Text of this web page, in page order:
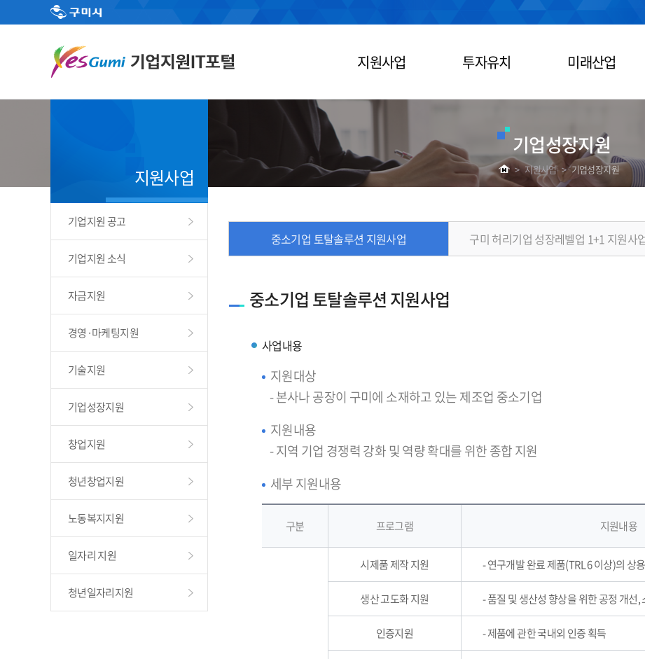
지원사업 투자유치 미래산업
기업성장지원
> 지원사업 > 기업성장지원
지원사업
기업지원 공고
기업지원 소식
자금지원
경영·마케팅지원
기술지원
기업성장지원
창업지원
청년창업지원
노동복지지원
일자리 지원
청년일자리지원
중소기업 토탈솔루션 지원사업 구미 허리기업 성장레벨업 1+1 지원사
중소기업 토탈솔루션 지원사업
사업내용
지원대상
- 본사나 공장이 구미에 소재하고 있는 제조업 중소기업
지원내용
- 지역 기업 경쟁력 강화 및 역량 확대를 위한 종합 지원
세부 지원내용
구분 프로그램 지원내용
시제품 제작 지원 - 연구개발 완료 제품(TRL 6 이상)의 상
생산 고도화 지원 - 품질 및 생산성 향상을 위한 공정 개선,
인증지원 - 제품에 관한 국내외 인증 획득